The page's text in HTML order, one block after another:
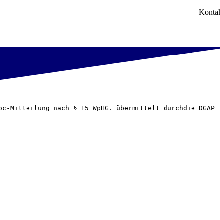
Mitteilung nach § 15 WpHG, übermittelt durchdie